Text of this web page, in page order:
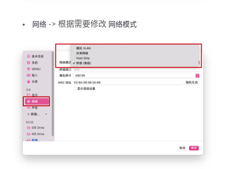
网络 -> 根据需要修改 网络模式